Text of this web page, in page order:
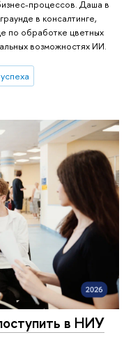
процессов. Даша в
в консалтинге,
по обработке цветных
возможностях ИИ.
в НИУ